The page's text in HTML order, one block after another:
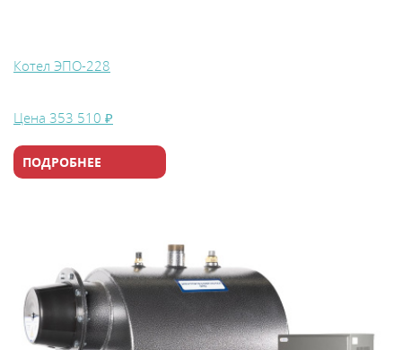
Котел ЭПО-228
Цена 353 510 ₽
ПОДРОБНЕЕ